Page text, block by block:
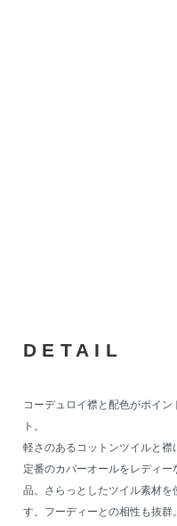
DETAIL
コーデュロイ襟と配色がポイ
ト。
軽さのあるコットンツイルと
定番のカバーオールをレディ
品。さらっとしたツイル素材を
す。フーディーとの相性も抜